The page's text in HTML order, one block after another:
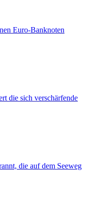
Euro-Banknoten
die sich verschärfende
die auf dem Seeweg